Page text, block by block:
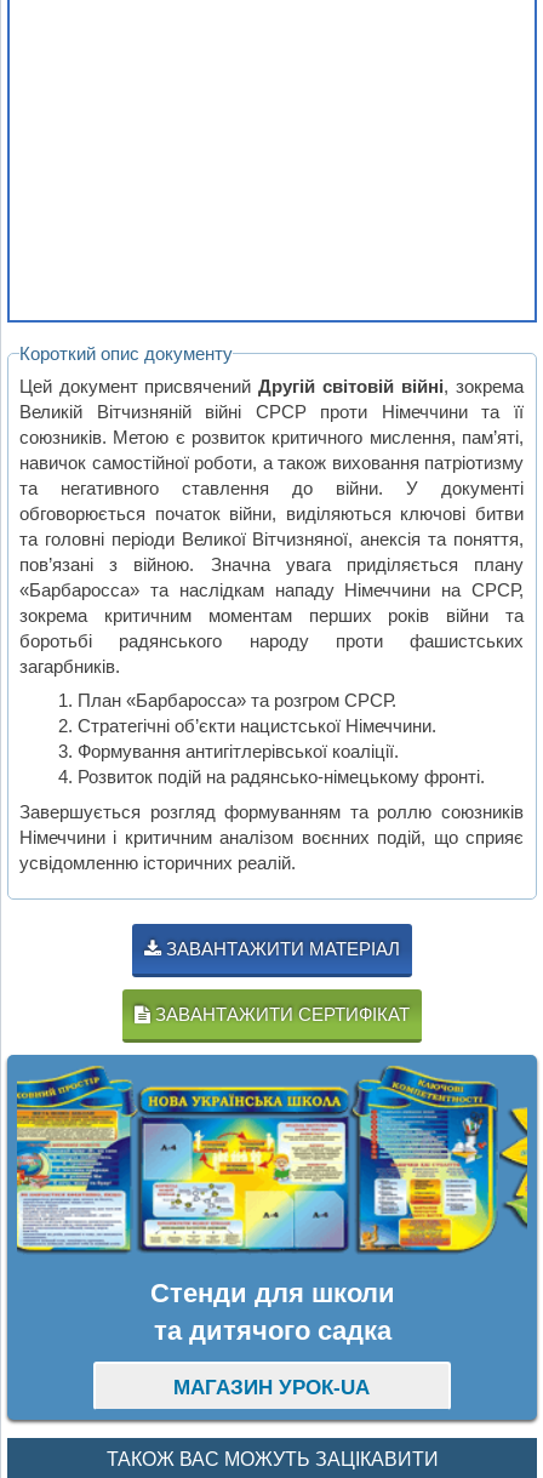
Короткий опис документу
Цей документ присвяченийДругій світовій війні, зокрема
Великій Вітчизняній війні СРСР проти Німеччини та її
союзників. Метою є розвиток критичного мислення, пам’яті,
навичок самостійної роботи, а також виховання патріотизму
та негативного ставлення до війни. У документі
обговорюється початок війни, виділяються ключові битви
та головні періоди Великої Вітчизняної, анексія та поняття,
пов’язані з війною. Значна увага приділяється плану
«Барбаросса» та наслідкам нападу Німеччини на СРСР,
зокрема критичним моментам перших років війни та
боротьбі радянського народу проти фашистських
загарбників.
План «Барбаросса» та розгром СРСР.
Стратегічні об’єкти нацистської Німеччини.
Формування антигітлерівської коаліції.
Розвиток подій на радянсько-німецькому фронті.
Завершується розгляд формуванням та роллю союзників
Німеччини і критичним аналізом воєнних подій, що сприяє
усвідомленню історичних реалій.
ЗАВАНТАЖИТИ МАТЕРІАЛ
ЗАВАНТАЖИТИ СЕРТИФІКАТ
Стенди для школи
та дитячого садка
МАГАЗИН УРОК-UA
ТАКОЖ ВАС МОЖУТЬ ЗАЦІКАВИТИ